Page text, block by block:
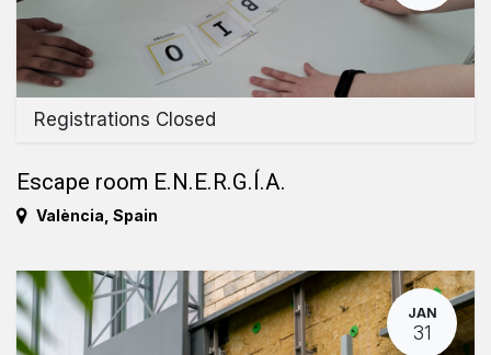
Registrations Closed
Escape room E.N.E.R.G.Í.A.
València Spain
JAN
31